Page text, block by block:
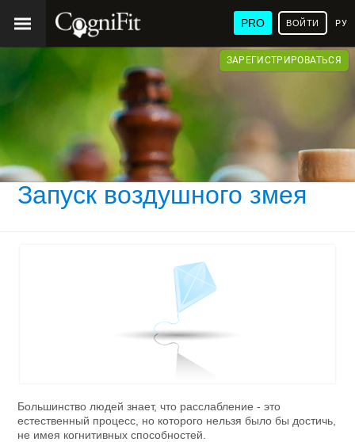
PRO ВОЙТИ
ЗАРЕГИСТРИРОВАТЬСЯ
Запуск воздушного змея
Большинство людей знает, что расслабление - это
естественный процесс, но которого нельзя было бы достичь,
не имея когнитивных способностей.